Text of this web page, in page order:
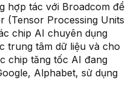
hợp tác với Broadcom để
(Tensor Processing Units
chip AI chuyên dụng
trung tâm dữ liệu và cho
chip tăng tốc AI đang
Alphabet, sử dụng